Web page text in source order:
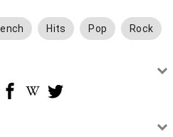
Hits Pop Rock